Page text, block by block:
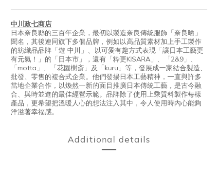
中川政七商店
日本奈良縣的三百年企業，最初以製造奈良傳統服飾「奈良晒」
聞名，其後連同旗下多個品牌，例如以高品質素材加上手工製作
的紡織品品牌「遊 中川」、以可愛有趣方式表現「讓日本工藝更
有元氣！」的「日本市」，還有「粋更KISARA」、「2&9」、
「motta」、「花園樹斎」及「kuru」等，發展成一家結合製造、
批發、零售的複合式企業。他們發揚日本工藝精神，一直與許多
當地企業合作，以煥然一新的面目推廣日本傳統工藝，是古今融
合、與時並進的最佳經營示範。品牌除了使用上乘質料製作每樣
產品，更希望把溫暖人心的想法注入其中，令人使用時內心能夠
洋溢著幸福感。
Additional details